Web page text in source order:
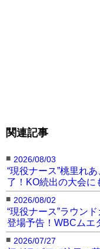
関連記事
■ 2026/08/03
“現役ナース”桃里れ
了！KO続出の大会に
■ 2026/08/02
“現役ナース”ラウン
登場予告！WBCムエ
■ 2026/07/27